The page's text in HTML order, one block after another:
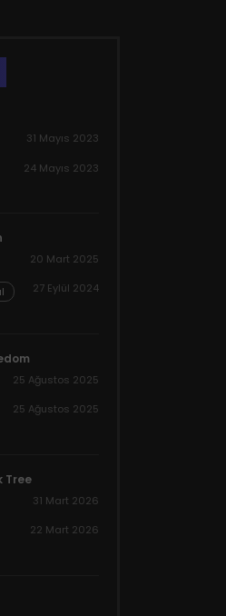
31 Mayıs 2023
24 Mayıs 2023
20 Mart 2025
27 Eylül 2024
25 Ağustos 2025
25 Ağustos 2025
Tree
31 Mart 2026
22 Mart 2026